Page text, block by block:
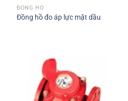
ĐỒNG HỒ
Đồng hồ đo áp lực mặt dầu